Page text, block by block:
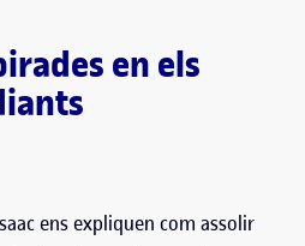
en els
ens expliquen com assolir